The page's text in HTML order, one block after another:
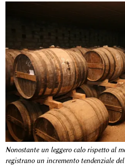
Nonostante un leggero calo rispetto al
registrano un incremento tendenziale